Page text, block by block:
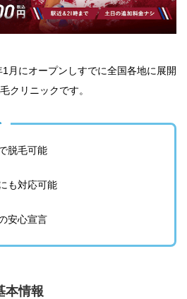
月にオープンしすでに全国各地に展開
クリニックです。
脱毛可能
も対応可能
安心宣言
本情報